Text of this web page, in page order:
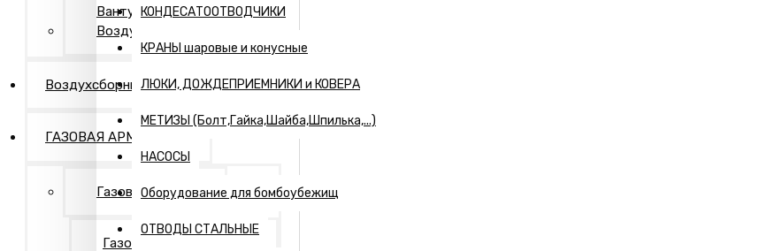
КОНДЕСАТООТВОДЧИКИ
КРАНЫ шаровые и конусные
ЛЮКИ, ДОЖДЕПРИЕМНИКИ и КОВЕРА
МЕТИЗЫ (Болт,Гайка,Шайба,Шпилька,...)
НАСОСЫ
Оборудование для бомбоубежищ
ОТВОДЫ СТАЛЬНЫЕ
Вантузы и
Воздухоотводчики
Воздухсборники
ГАЗОВАЯ АРМАТУРА
Газовая арматура
Газовая арматура